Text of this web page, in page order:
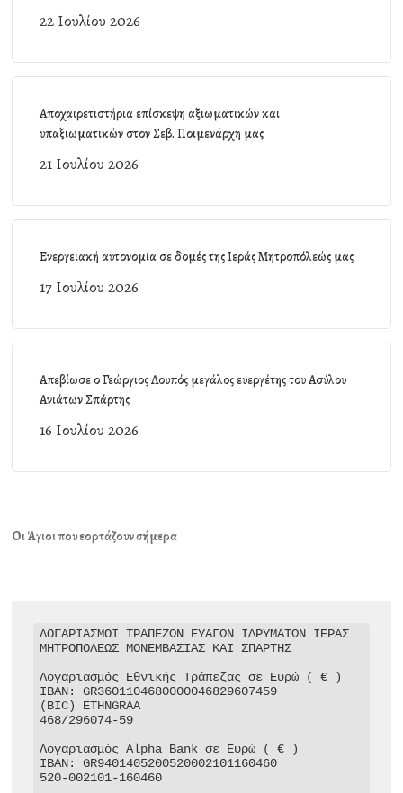
22 Ιουλίου 2026
Αποχαιρετιστήρια επίσκεψη αξιωματικών και
υπαξιωματικών στον Σεβ. Ποιμενάρχη μας
21 Ιουλίου 2026
Ενεργειακή αυτονομία σε δομές της Ιεράς Μητροπόλεώς μας
17 Ιουλίου 2026
Απεβίωσε ο Γεώργιος Λουπός μεγάλος ευεργέτης του Ασύλου
Ανιάτων Σπάρτης
16 Ιουλίου 2026
Οι Άγιοι που εορτάζουν σήμερα
ΛΟΓΑΡΙΑΣΜΟΙ ΤΡΑΠΕΖΩΝ ΕΥΑΓΩΝ ΙΔΡΥΜΑΤΩΝ ΙΕΡΑΣ
ΜΗΤΡΟΠΟΛΕΩΣ ΜΟΝΕΜΒΑΣΙΑΣ ΚΑΙ ΣΠΑΡΤΗΣ
Λογαριασμός Εθνικής Τράπεζας σε Ευρώ ( € )
IBAN: GR3601104680000046829607459
(BIC) ETHNGRAA
468/296074-59
Λογαριασμός Alpha Bank σε Ευρώ ( € )
IBAN: GR9401405200520002101160460
520-002101-160460